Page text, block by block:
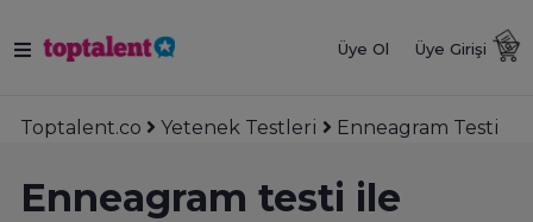
Üye Ol Üye Girişi
Toptalent.co Yetenek Testleri Enneagram Testi
Enneagram testi ile